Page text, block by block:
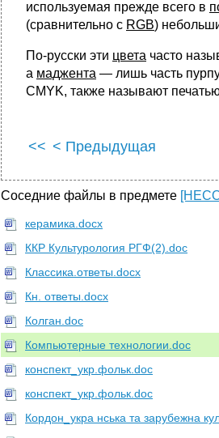
используемая прежде всего в
(сравнительно с RGB)
По-русски эти цвета часто
а маджента — лишь часть
CMYK, также называют
<< < Предыдущая
Соседние файлы в предмете
керамика.docx
ККР Культурология РГФ(2).doc
Классика.ответы.docx
Кн. ответы.docx
Колган.doc
Компьютерные технологии.doc
конспект_укр.фольк.doc
конспект_укр.фольк.doc
Кордон_укра нська та зарубежна